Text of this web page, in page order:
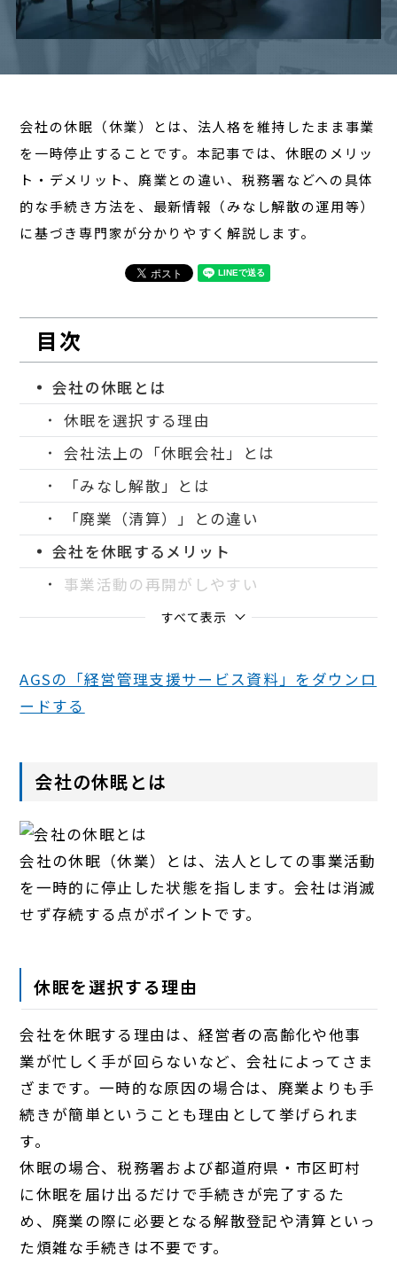
会社の休眠（休業）とは、法人格を維持したまま事業
を一時停止することです。本記事では、休眠のメリッ
ト・デメリット、廃業との違い、税務署などへの具体
的な手続き方法を、最新情報（みなし解散の運用等）
に基づき専門家が分かりやすく解説します。
目次
会社の休眠とは
休眠を選択する理由
会社法上の「休眠会社」とは
「みなし解散」とは
「廃業（清算）」との違い
会社を休眠するメリット
事業活動の再開がしやすい
すべて表示
AGSの「経営管理支援サービス資料」をダウンロ
ードする
会社の休眠とは
会社の休眠（休業）とは、法人としての事業活動
を一時的に停止した状態を指します。会社は消滅
せず存続する点がポイントです。
休眠を選択する理由
会社を休眠する理由は、経営者の高齢化や他事
業が忙しく手が回らないなど、会社によってさま
ざまです。一時的な原因の場合は、廃業よりも手
続きが簡単ということも理由として挙げられま
す。
休眠の場合、税務署および都道府県・市区町村
に休眠を届け出るだけで手続きが完了するた
め、廃業の際に必要となる解散登記や清算といっ
た煩雑な手続きは不要です。